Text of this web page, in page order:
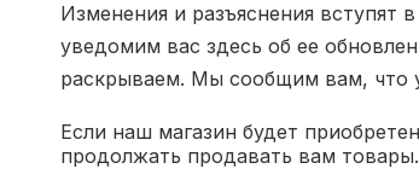
Изменения и разъяснения вступят
уведомим вас здесь об ее
раскрываем. Мы сообщим вам, что
Если наш магазин будет
продолжать продавать вам товары.